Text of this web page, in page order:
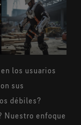
el rendimiento.
by GORE-TEX
LABS
transpirable.
EXTRAGUARD
los usuarios
sus
débiles?
Nuestro enfoque